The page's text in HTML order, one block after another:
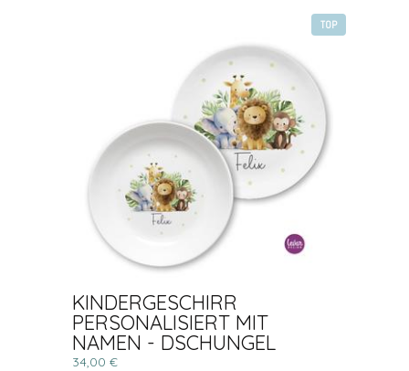
TOP
KINDERGESCHIRR
PERSONALISIERT MIT
NAMEN - DSCHUNGEL
34,00 €